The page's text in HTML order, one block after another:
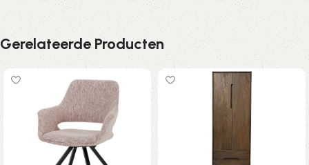
Gerelateerde Producten